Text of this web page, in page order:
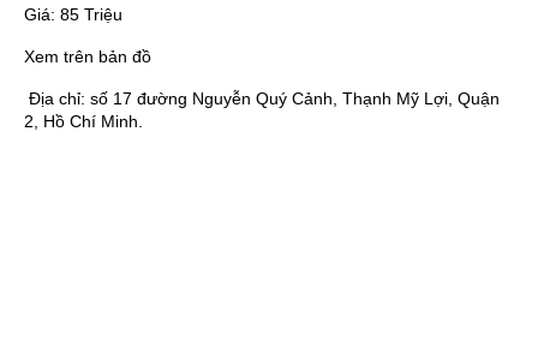
Giá: 85 Triệu
Xem trên bản đồ
Địa chỉ: số 17 đường Nguyễn Quý Cảnh, Thạnh Mỹ Lợi, Quận
2, Hồ Chí Minh.